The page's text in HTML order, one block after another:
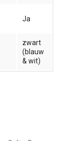
Ja
zwart
(blauw
& wit)